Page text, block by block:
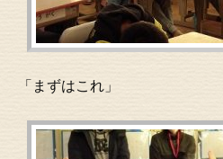
「まずはこれ」